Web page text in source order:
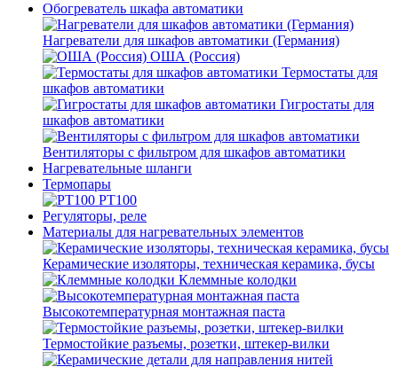
Обогреватель шкафа автоматики
Нагреватели для шкафов автоматики (Германия)
ОША (Россия)
Термостаты для
шкафов автоматики
Гигростаты для
шкафов автоматики
Вентиляторы с фильтром для шкафов автоматики
Нагревательные шланги
Термопары
PT100
Регуляторы, реле
Материалы для нагревательных элементов
Керамические изоляторы, техническая керамика, бусы
Клеммные колодки
Высокотемпературная монтажная паста
Термостойкие разъемы, розетки, штекер-вилки